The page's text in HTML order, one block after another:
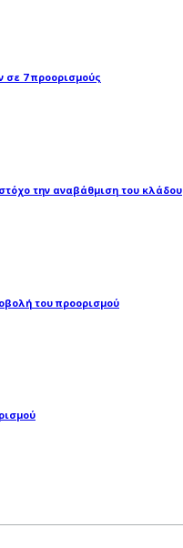
σε 7 προορισμούς
την αναβάθμιση του κλάδου
του προορισμού